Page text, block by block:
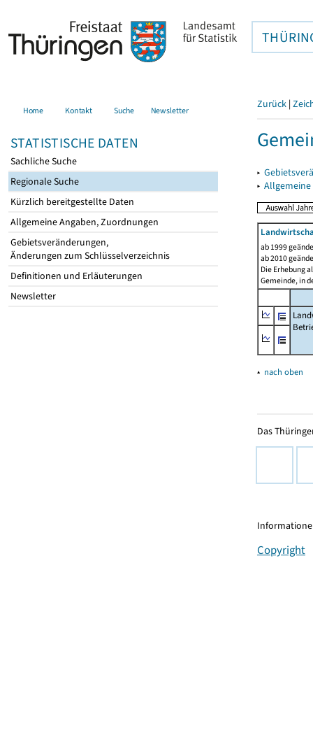
Home Kontakt Suche Newsletter
STATISTISCHE DATEN
Sachliche Suche
Regionale Suche
Kürzlich bereitgestellte Daten
Allgemeine Angaben, Zuordnungen
Gebietsveränderungen,
Änderungen zum Schlüsselverzeichnis
Definitionen und Erläuterungen
Newsletter
Zurück |
▸
▸
ab 1999
ab 2010
Die Erhebung
Gemeinde, in
▴ nach oben
Das
Copyright